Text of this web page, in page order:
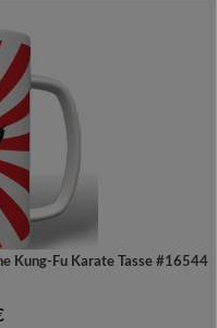
Kung-Fu Karate Tasse #16544
Preis: